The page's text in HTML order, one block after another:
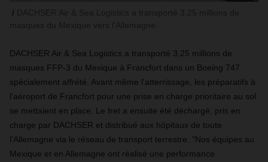
DACHSER Air & Sea Logistics a transporté 3,25 millions de
masques FFP-3 du Mexique à Francfort dans un Boeing 747
spécialement affrété. Avant même l'atterrissage, les préparatifs à
l'aéroport de Francfort pour une prise en charge prioritaire au sol
se mettaient en place. Le fret a ensuite été déchargé, pris en
charge par DACHSER et distribué aux hôpitaux de toute
l'Allemagne via le réseau de transport terrestre. "Nos équipes au
Mexique et en Allemagne ont réalisé une performance